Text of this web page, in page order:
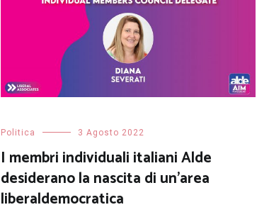
Politica 3 Agosto 2022
I membri individuali italiani Alde
desiderano la nascita di un’area
liberaldemocratica